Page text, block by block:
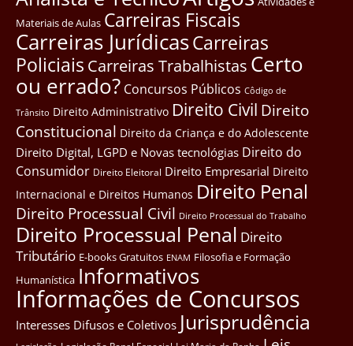
Materiais de Aulas Carreiras Fiscais
Carreiras JurídicasCarreiras
Policiais Carreiras Trabalhistas Certo
ou errado? Concursos Públicos Côdigo de
Trânsito Direito Administrativo Direito Civil Direito
Constitucional Direito da Criança e do Adolescente
Direito Digital, LGPD e Novas tecnológias Direito do
Consumidor Direito Eleitoral Direito Empresarial Direito
Internacional e Direitos Humanos Direito Penal
Direito Processual Civil Direito Processual do Trabalho
Direito Processual Penal Direito
Tributário E-books Gratuitos ENAM Filosofia e Formação
Humanística Informativos
Informações de Concursos
Interesses Difusos e Coletivos Jurisprudência